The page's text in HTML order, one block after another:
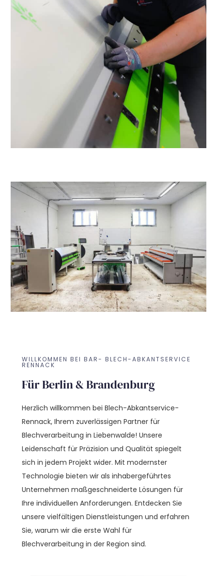
WILLKOMMEN BEI BAR- BLECH-ABKANTSERVICE
RENNACK
Für Berlin & Brandenburg
Herzlich willkommen bei Blech-Abkantservice-
Rennack, Ihrem zuverlässigen Partner für
Blechverarbeitung in Liebenwalde! Unsere
Leidenschaft für Präzision und Qualität spiegelt
sich in jedem Projekt wider. Mit modernster
Technologie bieten wir als inhabergeführtes
Unternehmen maßgeschneiderte Lösungen für
Ihre individuellen Anforderungen. Entdecken Sie
unsere vielfältigen Dienstleistungen und erfahren
Sie, warum wir die erste Wahl für
Blechverarbeitung in der Region sind.